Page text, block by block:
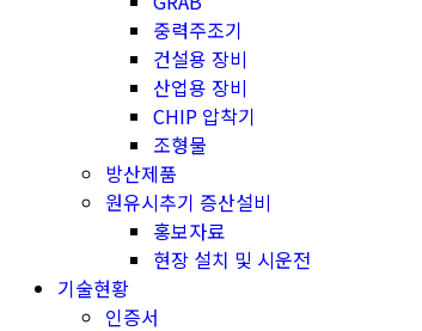
중력주조기
건설용 장비
산업용 장비
CHIP 압착기
조형물
방산제품
원유시추기 증산설비
홍보자료
현장 설치 및 시운전
기술현황
인증서